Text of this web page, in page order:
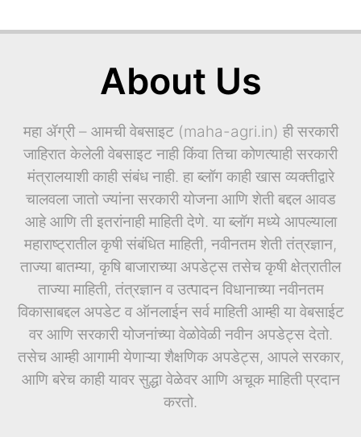
About Us
महा ॲग्री – आमची वेबसाइट (maha-agri.in) ही सरकारी
जाहिरात केलेली वेबसाइट नाही किंवा तिचा कोणत्याही सरकारी
मंत्रालयाशी काही संबंध नाही. हा ब्लॉग काही खास व्यक्तीद्वारे
चालवला जातो ज्यांना सरकारी योजना आणि शेती बद्दल आवड
आहे आणि ती इतरांनाही माहिती देणे. या ब्लॉग मध्ये आपल्याला
महाराष्ट्रातील कृषी संबंधित माहिती, नवीनतम शेती तंत्रज्ञान,
ताज्या बातम्या, कृषि बाजाराच्या अपडेट्स तसेच कृषी क्षेत्रातील
ताज्या माहिती, तंत्रज्ञान व उत्पादन विधानाच्या नवीनतम
विकासाबद्दल अपडेट व ऑनलाईन सर्व माहिती आम्ही या वेबसाईट
वर आणि सरकारी योजनांच्या वेळोवेळी नवीन अपडेट्स देतो.
तसेच आम्ही आगामी येणाऱ्या शैक्षणिक अपडेट्स, आपले सरकार,
आणि बरेच काही यावर सुद्धा वेळेवर आणि अचूक माहिती प्रदान
करतो.